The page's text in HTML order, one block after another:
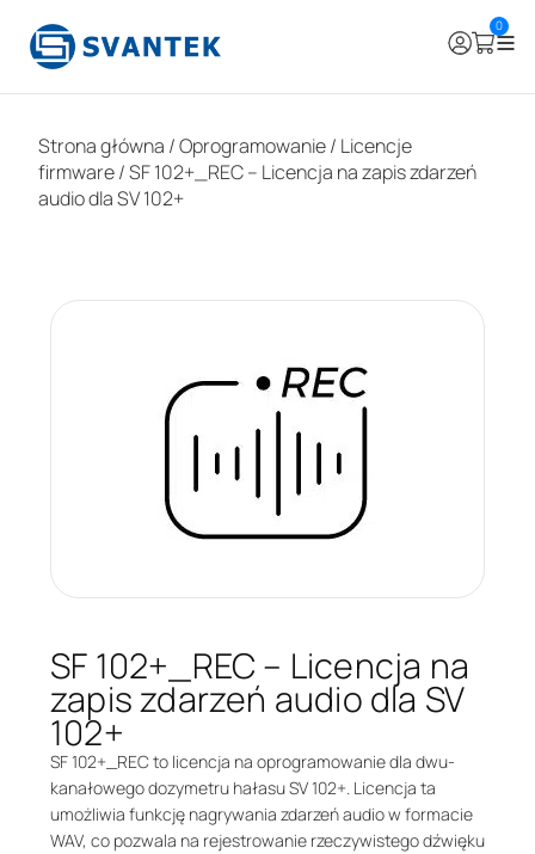
0
Strona główna /Oprogramowanie/ Licencje
firmware/ SF 102+_REC – Licencja na zapis zdarzeń
audio dla SV 102+
SF 102+_REC – Licencja na
zapis zdarzeń audio dla SV
102+
SF 102+_REC to licencja na oprogramowanie dla dwu-
kanałowego dozymetru hałasu SV 102+. Licencja ta
umożliwia funkcję nagrywania zdarzeń audio w formacie
WAV, co pozwala na rejestrowanie rzeczywistego dźwięku